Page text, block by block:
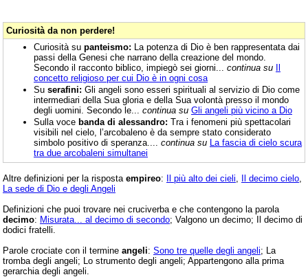
Curiosità da non perdere!
Curiosità su panteismo: La potenza di Dio è ben rappresentata dai
passi della Genesi che narrano della creazione del mondo.
Secondo il racconto biblico, impiegò sei giorni... continua su Il
concetto religioso per cui Dio è in ogni cosa
Su serafini: Gli angeli sono esseri spirituali al servizio di Dio come
intermediari della Sua gloria e della Sua volontà presso il mondo
degli uomini. Secondo le... continua su Gli angeli più vicino a Dio
Sulla voce banda di alessandro: Tra i fenomeni più spettacolari
visibili nel cielo, l’arcobaleno è da sempre stato considerato
simbolo positivo di speranza.... continua su La fascia di cielo scura
tra due arcobaleni simultanei
Altre definizioni per la risposta empireo: Il più alto dei cieli Il decimo cielo
La sede di Dio e degli Angeli
Definizioni che puoi trovare nei cruciverba e che contengono la parola
decimo: Misurata... al decimo di secondo; Valgono un decimo; Il decimo di
dodici fratelli.
Parole crociate con il termine angeli: Sono tre quelle degli angeli; La
tromba degli angeli; Lo strumento degli angeli; Appartengono alla prima
gerarchia degli angeli.